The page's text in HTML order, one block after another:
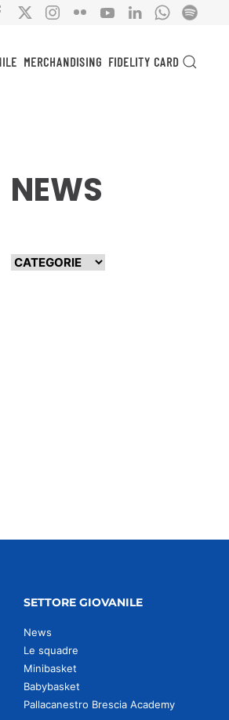
MERCHANDISING FIDELITY CARD
NEWS
SETTORE GIOVANILE
News
Le squadre
Minibasket
Babybasket
Pallacanestro Brescia Academy